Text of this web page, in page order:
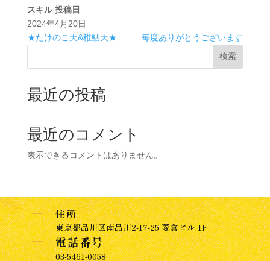
スキル 投稿日
2024年4月20日
★たけのこ天&稚鮎天★
毎度ありがとうございます
検索
最近の投稿
最近のコメント
表示できるコメントはありません。
K 住所
東京都品川区南品川2-17-25 菱倉ビル 1F
K 電話番号
03-5461-0058